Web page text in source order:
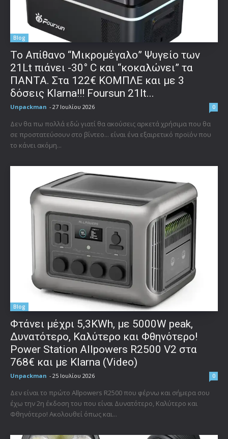
Blog
Το Απίθανο “Μικρομέγαλο” Ψυγείο των
21Lt πιάνει -30° C και “κοκαλώνει” τα
ΠΑΝΤΑ. Στα 122€ ΚΟΜΠΛΕ και με 3
δόσεις Klarna!!! Foursun 21lt...
Unpackman - 27 Ιουλίου 2026 0
Δεν θα πω πολλά εδώ γιατί θα ακούσεις αρκετά χρήσιμα που θα
σε προστατεύσουν στο βίντεο... είναι ένα εξαιρετικό προϊόν που
το κάνει ακόμη...
Blog
Φτάνει μέχρι 5,3KWh, με 5000W peak,
Δυνατότερο, Καλύτερο και Φθηνότερο!
Power Station Allpowers R2500 V2 στα
768€ και με Klarna (Video)
Unpackman - 25 Ιουλίου 2026 0
Δεν είναι το πρώτο Allpowers R2500 που φέρνω και σήμερα σου
έχω την 2η έκδοση του που είναι Δυνατότερο, Καλύτερο και
Φθηνότερο! Ακολουθεί όπως και...